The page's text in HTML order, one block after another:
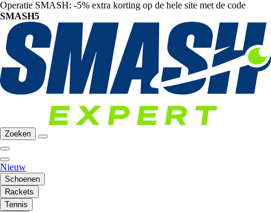
Operatie SMASH: -5% extra korting op de hele site met de code
SMASH5
Zoeken
Nieuw
Schoenen
Rackets
Tennis